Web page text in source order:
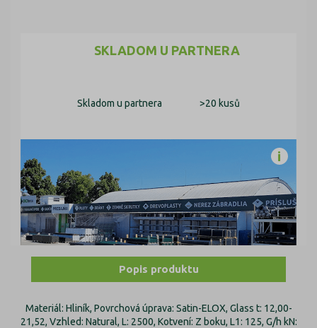
SKLADOM U PARTNERA
Skladom u partnera >20 kusů
Popis produktu
Materiál: Hliník, Povrchová úprava: Satin-ELOX, Glass t: 12,00-
21,52, Vzhled: Natural, L: 2500, Kotvení: Z boku, L1: 125, G/h kN: